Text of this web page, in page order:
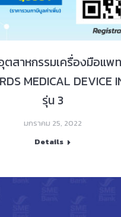
ตสาหกรรมเครื่องมือแพ
MEDICAL DEVICE
รุ่น 3
มกราคม 25, 2022
Details